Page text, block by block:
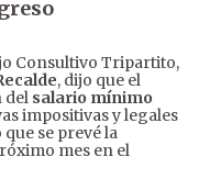
Consultivo Tripartito,
, dijo que el
del salario mínimo
impositivas y legales
se prevé la
mes en el